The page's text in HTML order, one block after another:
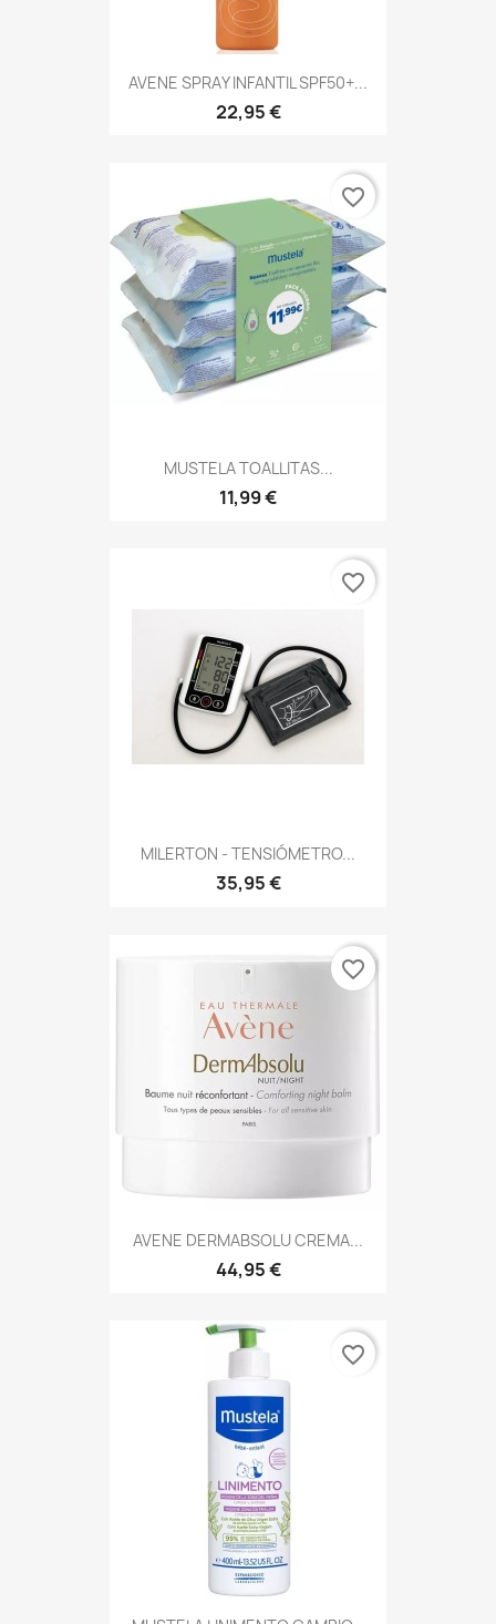
AVENE SPRAY INFANTIL SPF50+...
22,95 €
MUSTELA TOALLITAS...
11,99 €
favorite_border
MILERTON - TENSIÓMETRO...
35,95 €
favorite_border
AVENE DERMABSOLU CREMA...
44,95 €
favorite_border
favorite_border